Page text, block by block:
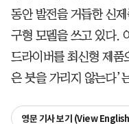
동안 발전을 거듭한 신
구형 모델을 쓰고 있다.
드라이버를 최신형 제
은 붓을 가리지 않는다’
영문 기사 보기 (View